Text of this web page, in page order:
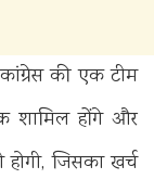
की एक टीम
शामिल होंगे और
जिसका खर्च